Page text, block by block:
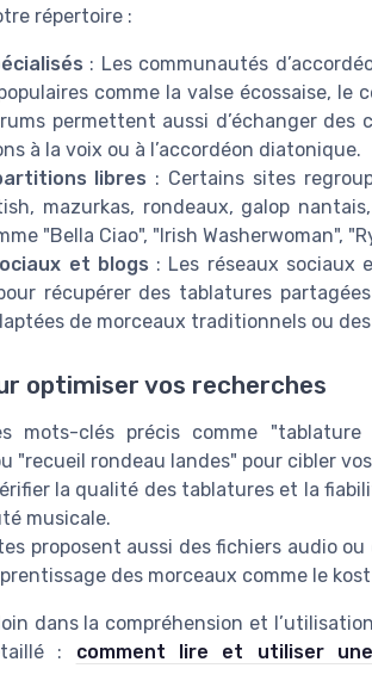
répertoire :
: Les communautés
comme la valse écossaise,
permettent aussi d’échanger
à la voix ou à l’accordéon diatonique.
libres : Certains sites
mazurkas, rondeaux, galop
"Bella Ciao", "Irish Washerwoman",
et blogs : Les réseaux sociaux
récupérer des tablatures
de morceaux traditionnels ou
optimiser vos recherches
mots-clés précis comme
"recueil rondeau landes" pour cibler
la qualité des tablatures et la
musicale.
proposent aussi des fichiers audio
des morceaux comme le
dans la compréhension et
: comment lire et utiliser